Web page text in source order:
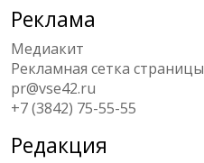
Реклама
Медиакит
Рекламная сетка страницы
pr@vse42.ru
+7 (3842) 75-55-55
Редакция